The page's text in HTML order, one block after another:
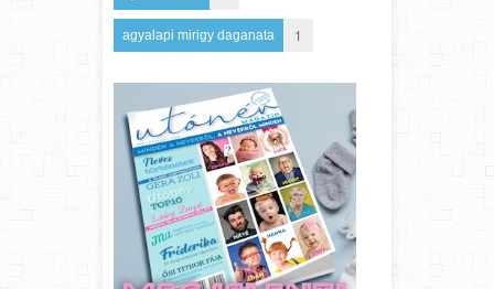
agyalapi mirigy daganata 1